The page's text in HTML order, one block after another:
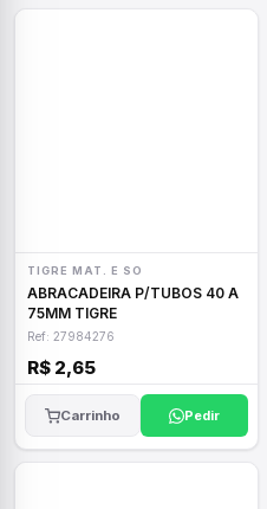
TIGRE MAT. E SO
ABRACADEIRA P/TUBOS 40 A
75MM TIGRE
Ref: 27984276
R$ 2,65
Carrinho Pedir